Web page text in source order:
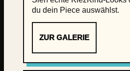
du dein Piece auswählst.
ZUR GALERIE